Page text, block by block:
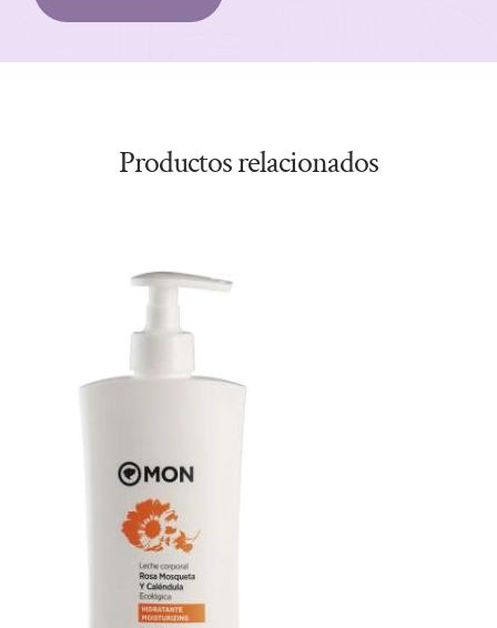
Productos relacionados